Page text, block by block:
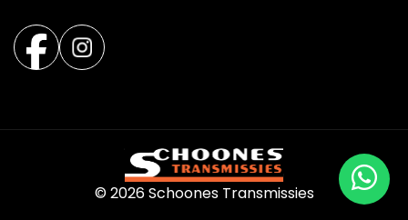
© 2026 Schoones Transmissies